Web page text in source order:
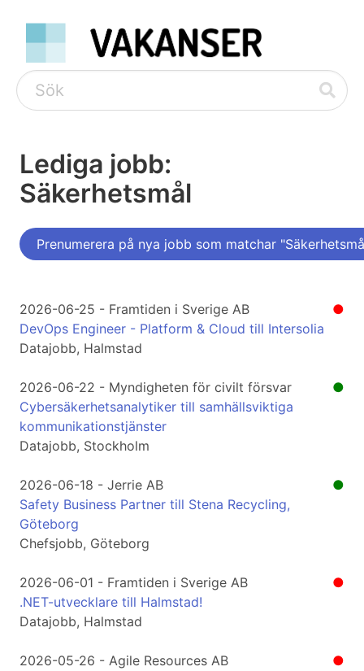
Lediga jobb:
Säkerhetsmål
Prenumerera på nya jobb som matchar
●
2026-06-25 - Framtiden i Sverige AB
DevOps Engineer - Platform & Cloud till Intersolia
Datajobb, Halmstad
●
2026-06-22 - Myndigheten för civilt försvar
Cybersäkerhetsanalytiker till samhällsviktiga
kommunikationstjänster
Datajobb, Stockholm
●
2026-06-18 - Jerrie AB
Safety Business Partner till Stena Recycling,
Göteborg
Chefsjobb, Göteborg
●
2026-06-01 - Framtiden i Sverige AB
.NET-utvecklare till Halmstad!
Datajobb, Halmstad
●
2026-05-26 - Agile Resources AB